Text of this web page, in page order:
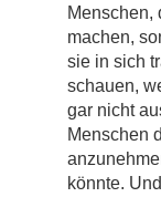
Menschen,
machen,
sie in sich
schauen,
gar nicht
Menschen
könnte.